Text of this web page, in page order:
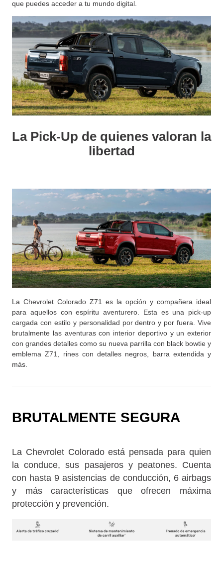
que puedes acceder a tu mundo digital.
La Pick-Up de quienes valoran la
libertad
La Chevrolet Colorado Z71 es la opción y compañera ideal
para aquellos con espíritu aventurero. Esta es una pick-up
cargada con estilo y personalidad por dentro y por fuera. Vive
brutalmente las aventuras con interior deportivo y un exterior
con grandes detalles como su nueva parrilla con black bowtie y
emblema Z71, rines con detalles negros, barra extendida y
más.
BRUTALMENTE SEGURA
La Chevrolet Colorado está pensada para quien
la conduce, sus pasajeros y peatones. Cuenta
con hasta 9 asistencias de conducción, 6 airbags
y más características que ofrecen máxima
protección y prevención.